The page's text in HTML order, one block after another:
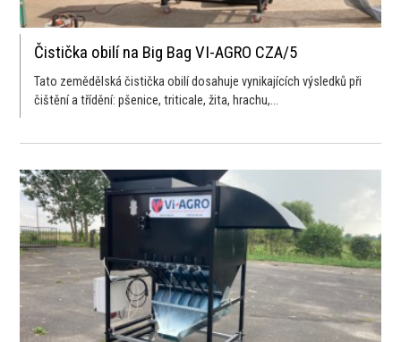
Čistička obilí na Big Bag VI-AGRO CZA/5
Tato zemědělská čistička obilí dosahuje vynikajících výsledků při
čištění a třídění: pšenice, triticale, žita, hrachu,...